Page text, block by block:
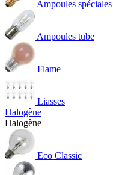
Ampoules spéciales
Ampoules tube
Flame
Liasses
Halogène
Halogène
Eco Classic